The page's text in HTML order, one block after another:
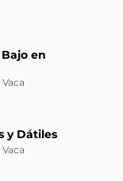
en
y Dátiles